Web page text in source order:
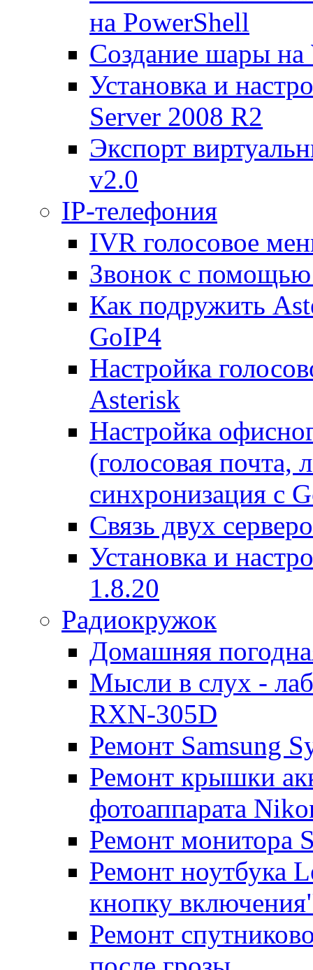
на PowerShell
Создание шары на
Установка и
Server 2008 R2
Экспорт
v2.0
IP-телефония
IVR голосовое
Звонок с
Как подружить
GoIP4
Настройка
Asterisk
Настройка
(голосовая почта,
синхронизация с
Связь двух
Установка и
1.8.20
Радиокружок
Домашняя
Мысли в слух -
RXN-305D
Ремонт Samsung
Ремонт крышки
фотоаппарата
Ремонт монитора
Ремонт ноутбука
кнопку
Ремонт